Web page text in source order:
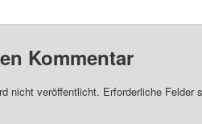
Kommentar
nicht veröffentlicht. Erforderliche Felder